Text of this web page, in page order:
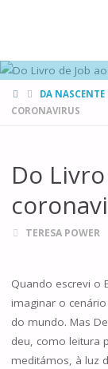
HOMEDA NASCENTE
CORONAVIRUS
Do
TERESA POWER
Quando escrevi o
imaginar o
do mundo. Mas
deu, como leitura
meditámos, à luz